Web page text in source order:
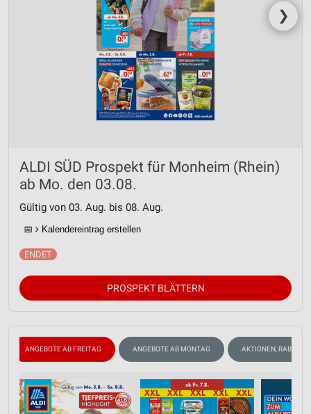
❯
ALDI SÜD Prospekt für Monheim (Rhein)
ab Mo. den 03.08.
Gültig von 03. Aug. bis 08. Aug.
📅 Kalendereintrag erstellen
PROSPEKT BLÄTTERN
ANGEBOTE AB FREITAG ANGEBOTE AB MONTAG AKTIONEN, RABATTE